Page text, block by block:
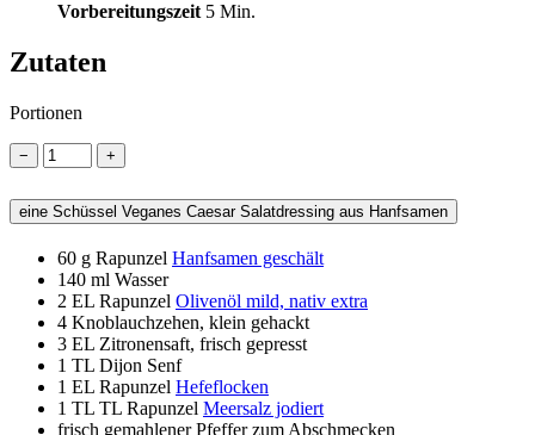
Vorbereitungszeit 5 Min.
Zutaten
Portionen
− +
eine Schüssel Veganes Caesar Salatdressing aus Hanfsamen
60 g Rapunzel Hanfsamen geschält
140 ml Wasser
2 EL Rapunzel Olivenöl mild, nativ extra
4 Knoblauchzehen, klein gehackt
3 EL Zitronensaft, frisch gepresst
1 TL Dijon Senf
1 EL Rapunzel Hefeflocken
1 TL TL Rapunzel Meersalz jodiert
frisch gemahlener Pfeffer zum Abschmecken